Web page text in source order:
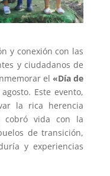
y conexión con las
y ciudadanos de
el «Día de
Este evento,
la rica herencia
vida con la
de transición,
y experiencias